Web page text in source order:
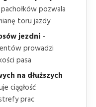
pozwala
toru jazdy
jezdni -
prowadzi
pasa
na dłuższych
ciągłość
prac